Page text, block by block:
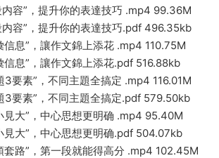
内容”，提升你的表達技巧 .mp4 99.36M
内容”，提升你的表達技巧.pdf 496.35kb
信息”，讓作文錦上添花 .mp4 110.75M
信息”，讓作文錦上添花.pdf 516.88kb
3要素”，不同主題全搞定 .mp4 116.01M
3要素”，不同主題全搞定.pdf 579.50kb
見大”，中心思想更明确 .mp4 95.40M
見大”，中心思想更明确.pdf 504.07kb
套路”，第一段就能得高分 .mp4 102.45M